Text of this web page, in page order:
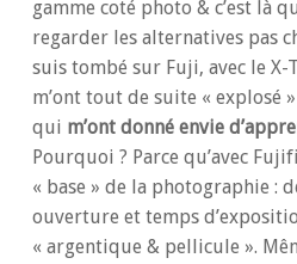
gamme coté photo & c’est là
regarder les alternatives pas
suis tombé sur Fuji, avec le X-
m’ont tout de suite « explosé
qui m’ont donné envie
Pourquoi ? Parce qu’avec
« base » de la photographie :
ouverture et temps
« argentique & pellicule ».